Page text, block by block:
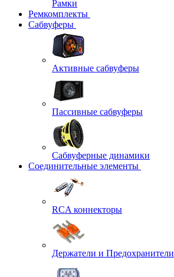
Рамки
Ремкомплекты
Сабвуферы
Активные сабвуферы
Пассивные сабвуферы
Сабвуферные динамики
Соединительные элементы
RCA коннекторы
Держатели и Предохранители